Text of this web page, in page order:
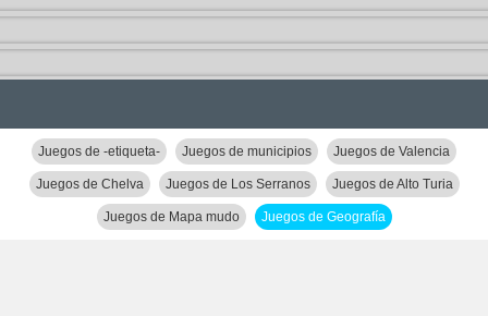
Juegos de -etiqueta- Juegos de municipios Juegos de Valencia
Juegos de Chelva Juegos de Los Serranos Juegos de Alto Turia
Juegos de Mapa mudo Juegos de Geografía